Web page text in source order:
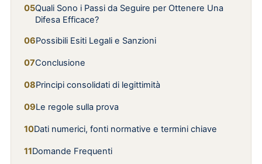
Quali Sono i Passi da Seguire per Ottenere Una
Difesa Efficace?
Possibili Esiti Legali e Sanzioni
Conclusione
Principi consolidati di legittimità
Le regole sulla prova
Dati numerici, fonti normative e termini chiave
Domande Frequenti